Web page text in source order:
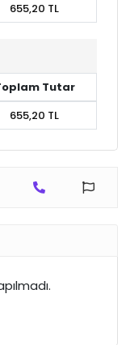
655,20 TL
Tutar
655,20 TL